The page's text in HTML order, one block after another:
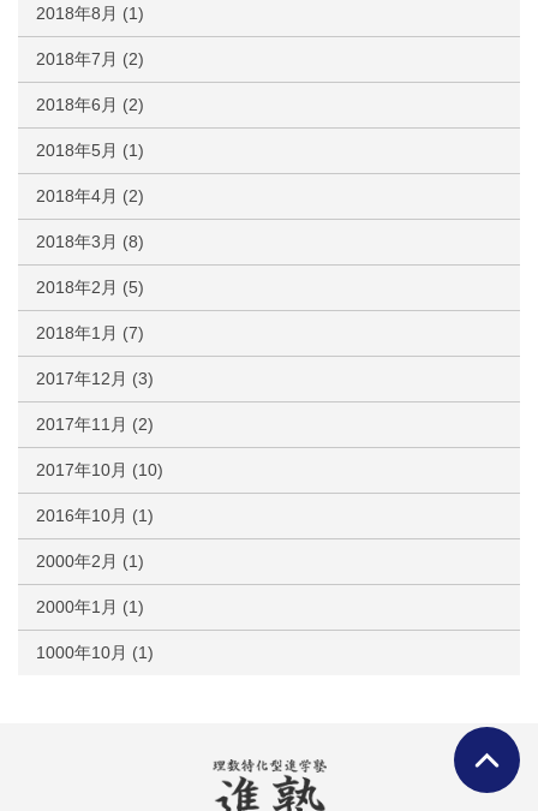
2018年8月 (1)
2018年7月 (2)
2018年6月 (2)
2018年5月 (1)
2018年4月 (2)
2018年3月 (8)
2018年2月 (5)
2018年1月 (7)
2017年12月 (3)
2017年11月 (2)
2017年10月 (10)
2016年10月 (1)
2000年2月 (1)
2000年1月 (1)
1000年10月 (1)